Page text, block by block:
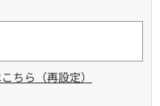
ちら（再設定）